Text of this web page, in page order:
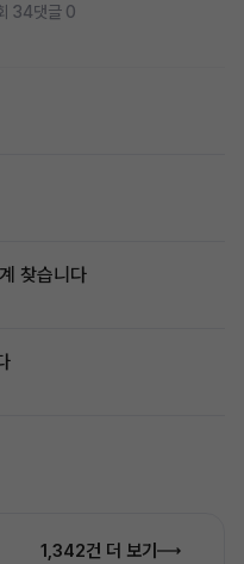
찾습니다
34댓글 0
1,342건 더 보기